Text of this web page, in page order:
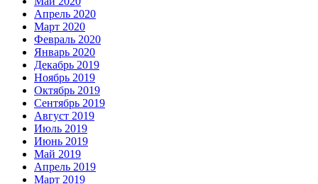
Апрель 2020
Март 2020
Февраль 2020
Январь 2020
Декабрь 2019
Ноябрь 2019
Октябрь 2019
Сентябрь 2019
Август 2019
Июль 2019
Июнь 2019
Май 2019
Апрель 2019
Март 2019